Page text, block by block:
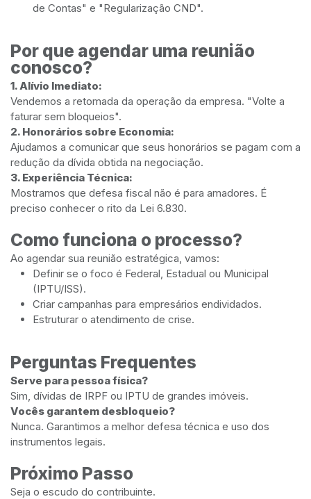
de Contas" e "Regularização CND".
Por que agendar uma reunião
conosco?
1. Alívio Imediato:
Vendemos a retomada da operação da empresa. "Volte a
faturar sem bloqueios".
2. Honorários sobre Economia:
Ajudamos a comunicar que seus honorários se pagam com a
redução da dívida obtida na negociação.
3. Experiência Técnica:
Mostramos que defesa fiscal não é para amadores. É
preciso conhecer o rito da Lei 6.830.
Como funciona o processo?
Ao agendar sua reunião estratégica, vamos:
Definir se o foco é Federal, Estadual ou Municipal
(IPTU/ISS).
Criar campanhas para empresários endividados.
Estruturar o atendimento de crise.
Perguntas Frequentes
Serve para pessoa física?
Sim, dívidas de IRPF ou IPTU de grandes imóveis.
Vocês garantem desbloqueio?
Nunca. Garantimos a melhor defesa técnica e uso dos
instrumentos legais.
Próximo Passo
Seja o escudo do contribuinte.